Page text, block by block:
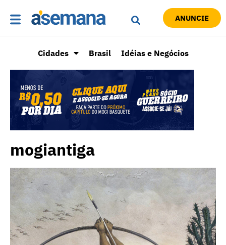
ANUNCIE
Cidades Brasil Idéias e Negócios
mogiantiga